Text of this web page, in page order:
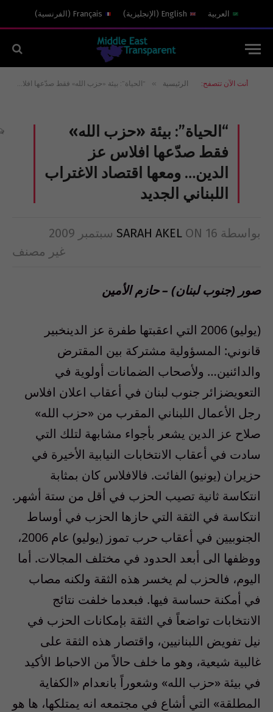
العربية English
( الإنجليزية)
Français
( الفرنسية)
أنت الآن تتصفح: الرئيسية » “الحياة”: بيئة «حزب الله» فقط صدّعها افلاس عز الدين… ومعها اقتصاد الاغتراب اللبناني الجديد
“الحياة”: بيئة «حزب الله»
فقط صدّعها افلاس عز
الدين… ومعها اقتصاد الاغتراب
اللبناني الجديد
بواسطة SARAH AKEL ON 16 سبتمبر 2009
غير مصنف
صور (جنوب لبنان) – حازم الأمين
(يوليو) 2006 التي اعقبتها طفرة عز الدينخبير
قانوني: المسؤولية مشتركة بين المقترض
والدائنين… ولأصحاب الضمانات أولوية في
التعويضزائر جنوب لبنان في أعقاب اعلان افلاس
رجل الأعمال اللبناني المقرب من «حزب الله»
صلاح عز الدين يشعر بأجواء مشابهة لتلك التي
سادت في أعقاب الانتخابات النيابية الأخيرة في
حزيران (يونيو) الفائت. فالافلاس كان بمثابة
انتكاسة ثانية تصيب الحزب في أقل من ستة أشهر.
انتكاسة في الثقة التي حازها الحزب في أوساط
الجنوبيين في أعقاب حرب تموز (يوليو) عام 2006،
ووظفها الى أبعد الحدود في مختلف المجالات. أما
اليوم، فالحزب لم يخسر هذه الثقة ولكنه مصاب
في أمكنة حساسة فيها. فبعدما خلفت نتائج
الانتخابات تواضعاً في الثقة بإمكانات الحزب في
نيل تفويض اللبنانيين، واقتصار هذه الثقة على
غالبية شيعية، وهو ما خلف حالاً من الاحباط الأكيد
في بيئة «حزب الله» وشعوراً بانعدام «الكفاية
المطلقة» التي أشاع في مجتمعه انه يمتلكها، ها هو